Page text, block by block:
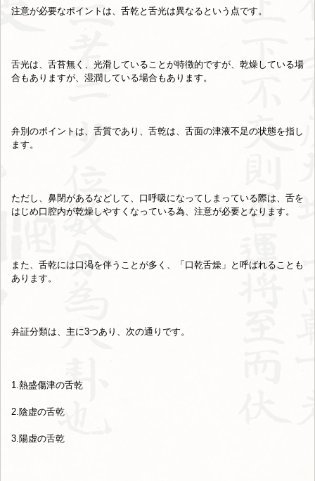
注意が必要なポイントは、舌乾と舌光は異なるという点です。
舌光は、舌苔無く、光滑していることが特徴的ですが、 乾燥している場
合もありますが、湿潤している場合もあります。
弁別のポイントは、舌質であり、舌乾は、 舌面の津液不足の状態を指し
ます。
ただし、鼻閉があるなどして、口呼吸になってしまっている際は、 舌を
はじめ口腔内が乾燥しやすくなっている為、 注意が必要となります。
また、舌乾には口渇を伴うことが多く、「口乾舌燥」 と呼ばれることも
あります。
弁証分類は、主に3つあり、次の通りです。
1.熱盛傷津の舌乾
2.陰虚の舌乾
3.陽虚の舌乾